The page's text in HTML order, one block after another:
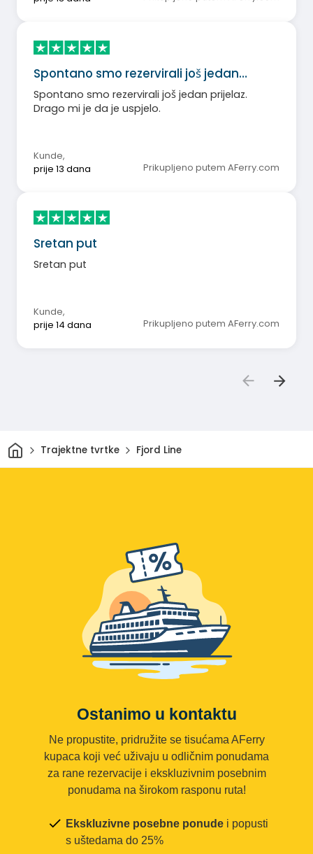
Spontano smo rezervirali još jedan…
Spontano smo rezervirali još jedan prijelaz.
Drago mi je da je uspjelo.
Kunde,
prije 13 dana
Prikupljeno putem AFerry.com
Sretan put
Sretan put
Kunde,
prije 14 dana
Prikupljeno putem AFerry.com
DomTrajektne tvrtke Fjord Line
Ostanimo u kontaktu
Ne propustite, pridružite se tisućama AFerry
kupaca koji već uživaju u odličnim ponudama
za rane rezervacije i ekskluzivnim posebnim
ponudama na širokom rasponu ruta!
Ekskluzivne posebne ponude i popusti
s uštedama do 25%